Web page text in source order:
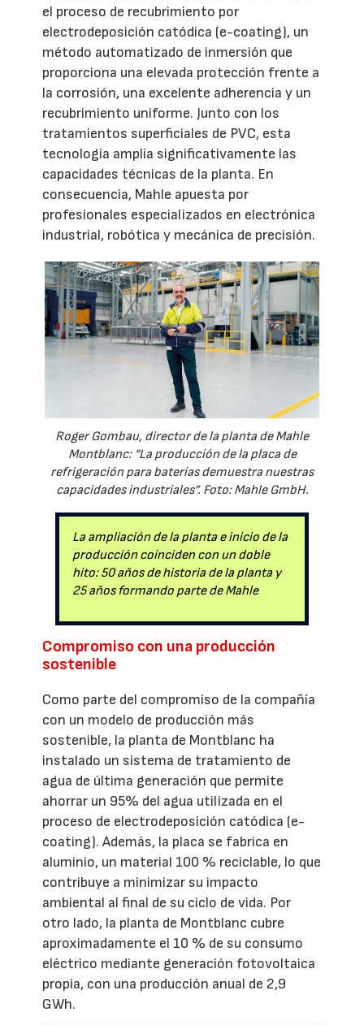
el proceso de recubrimiento por
electrodeposición catódica (e-coating), un
método automatizado de inmersión que
proporciona una elevada protección frente a
la corrosión, una excelente adherencia y un
recubrimiento uniforme. Junto con los
tratamientos superficiales de PVC, esta
tecnología amplía significativamente las
capacidades técnicas de la planta. En
consecuencia, Mahle apuesta por
profesionales especializados en electrónica
industrial, robótica y mecánica de precisión.
Roger Gombau, director de la planta de Mahle
Montblanc: “La producción de la placa de
refrigeración para baterías demuestra nuestras
capacidades industriales”. Foto: Mahle GmbH.
La ampliación de la planta e inicio de la
producción coinciden con un doble
hito: 50 años de historia de la planta y
25 años formando parte de Mahle
Compromiso con una producción
sostenible
Como parte del compromiso de la compañía
con un modelo de producción más
sostenible, la planta de Montblanc ha
instalado un sistema de tratamiento de
agua de última generación que permite
ahorrar un 95% del agua utilizada en el
proceso de electrodeposición catódica (e-
coating). Además, la placa se fabrica en
aluminio, un material 100 % reciclable, lo que
contribuye a minimizar su impacto
ambiental al final de su ciclo de vida. Por
otro lado, la planta de Montblanc cubre
aproximadamente el 10 % de su consumo
eléctrico mediante generación fotovoltaica
propia, con una producción anual de 2,9
GWh.